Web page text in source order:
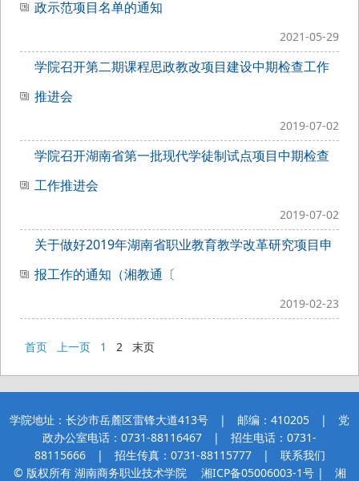
政示范项目名单的通知
2021-05-29
学院召开第二期课程思政教改项目建设中期检查工作
推进会
2019-07-02
学院召开湖南省第一批现代学徒制试点项目中期检查
工作推进会
2019-07-02
关于做好2019年湖南省职业教育教学改革研究项目申
报工作的通知（湘教通〔
2019-02-23
首页 上一页 1 2 末页
学院地址：长沙市岳麓区雷锋大道413号 | 邮编：410205 | 党
政办公室电话：0731-88116467 | 招生电话：0731-
88115666 | 招生传真：0731-88115777 | 联系我们
© 版权所有 湖南商务职业技术学院
湘ICP备05006003-1号 | 湘